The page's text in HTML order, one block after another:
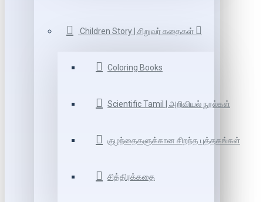
Children Story | சிறுவர் கதைகள்
Coloring Books
Scientific Tamil | அறிவியல் நூல்கள்
குழந்தைகளுக்கான சிறந்த புத்தகங்கள்
சித்திரக்கதை